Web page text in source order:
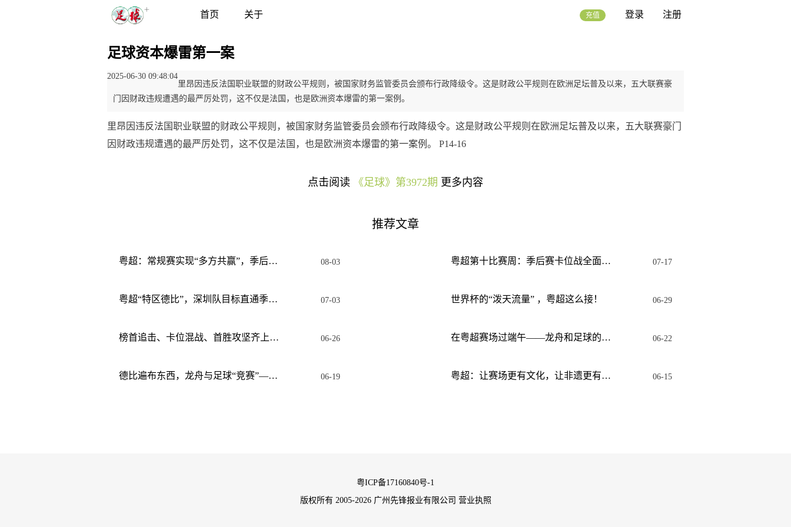
首页 关于 充值 登录 注册
足球资本爆雷第一案
2025-06-30 09:48:04
里昂因违反法国职业联盟的财政公平规则，被国家财务监管委员会颁布行政降级令。这是财政公平规则在欧洲足坛普及以来，五大联赛豪
门因财政违规遭遇的最严厉处罚，这不仅是法国，也是欧洲资本爆雷的第一案例。
里昂因违反法国职业联盟的财政公平规则，被国家财务监管委员会颁布行政降级令。这是财政公平规则在欧洲足坛普及以来，五大联赛豪门
因财政违规遭遇的最严厉处罚，这不仅是法国，也是欧洲资本爆雷的第一案例。 P14-16
点击阅读 《足球》第3972期 更多内容
推荐文章
粤超：常规赛实现“多方共赢”，季后赛还要“做优增量”！ 08-03 粤超第十比赛周：季后赛卡位战全面打响，广佛德比最受关注 07-17
粤超“特区德比”，深圳队目标直通季后赛 07-03 世界杯的“泼天流量” ，粤超这么接！ 06-29
榜首追击、卡位混战、首胜攻坚齐上演——粤超第八比赛周前瞻 06-26 在粤超赛场过端午——龙舟和足球的水陆联动！ 06-22
德比遍布东西，龙舟与足球“竞赛”——粤超第7轮激情拉满 06-19 粤超：让赛场更有文化，让非遗更有活力 06-15
粤ICP备17160840号-1
版权所有 2005-2026 广州先锋报业有限公司 营业执照